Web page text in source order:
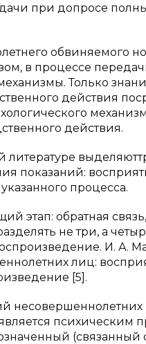
при допросе
обвиняемого
в процессе
Только
действия
действия.
показаний:
процесса.
этап: обратная
не три, а
И. А.
лиц:
[5].
психическим
(связанный